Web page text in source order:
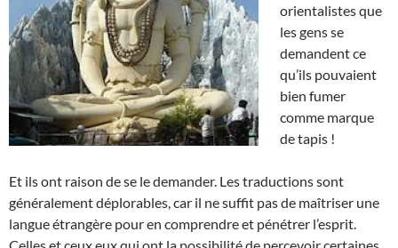
orientalistes que
les gens se
demandent ce
qu’ils pouvaient
bien fumer
comme marque
de tapis !
Et ils ont raison de se le demander. Les traductions sont
généralement déplorables, car il ne suffit pas de maîtriser une
langue étrangère pour en comprendre et pénétrer l’esprit.
Celles et ceux eux qui ont la possibilité de percevoir certaines